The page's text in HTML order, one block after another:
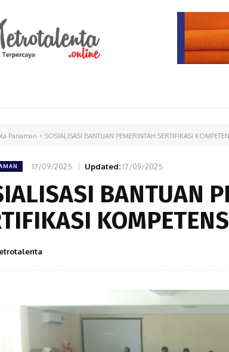
Pariaman SOSIALISASI BANTUAN PEMERINTAH SERTIFIKASI
17/09/2025 Updated:17/09/2025
BANTUAN